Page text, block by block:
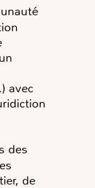
avec
des
de